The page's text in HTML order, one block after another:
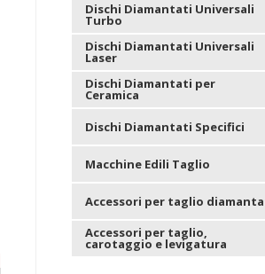
Dischi Diamantati Universali
Turbo
Dischi Diamantati Universali
Laser
Dischi Diamantati per
Ceramica
Dischi Diamantati Specifici
Macchine Edili Taglio
Accessori per taglio
Accessori per taglio,
carotaggio e levigatura